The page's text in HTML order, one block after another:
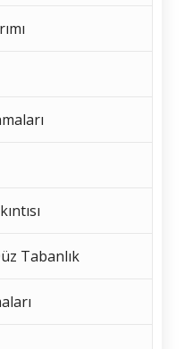
Tabanlık